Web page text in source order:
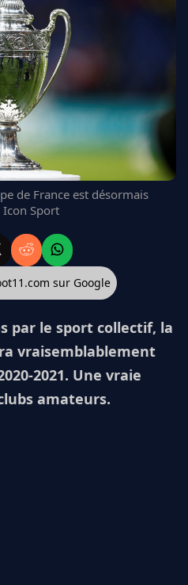
de France est désormais
Icon Sport
sur Google
par le sport collectif, la
vraisemblablement
2021. Une vraie
amateurs.